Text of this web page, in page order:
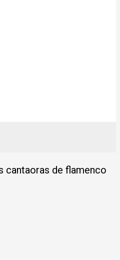
cantaoras de flamenco